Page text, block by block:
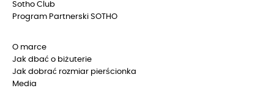
Sotho Club
Program Partnerski SOTHO
O marce
Jak dbać o biżuterie
Jak dobrać rozmiar pierścionka
Media